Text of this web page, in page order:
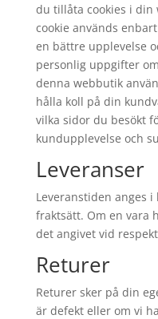
du tillåta cookies i din
cookie används
en bättre upplevelse
personlig uppgifter
denna webbutik
hålla koll på din
vilka sidor du besökt
kundupplevelse och
Leveranser
Leveranstiden anges
fraktsätt. Om en vara
det angivet vid
Returer
Returer sker på din
är defekt eller om vi